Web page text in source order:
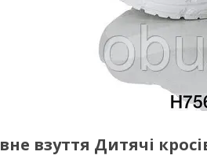
взуття Дитячі